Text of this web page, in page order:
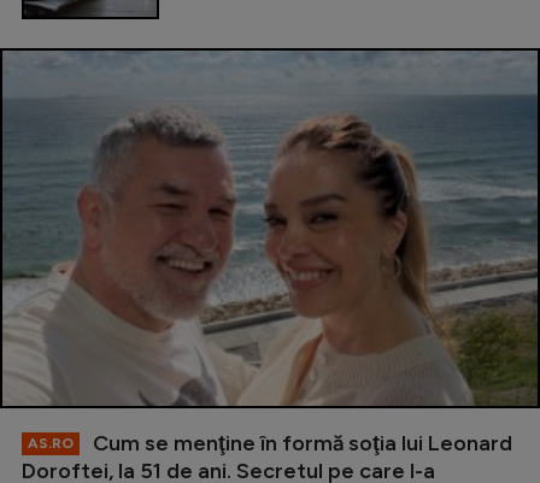
AS.RO
Cum se menţine în formă soţia lui Leonard
Doroftei, la 51 de ani. Secretul pe care l-a